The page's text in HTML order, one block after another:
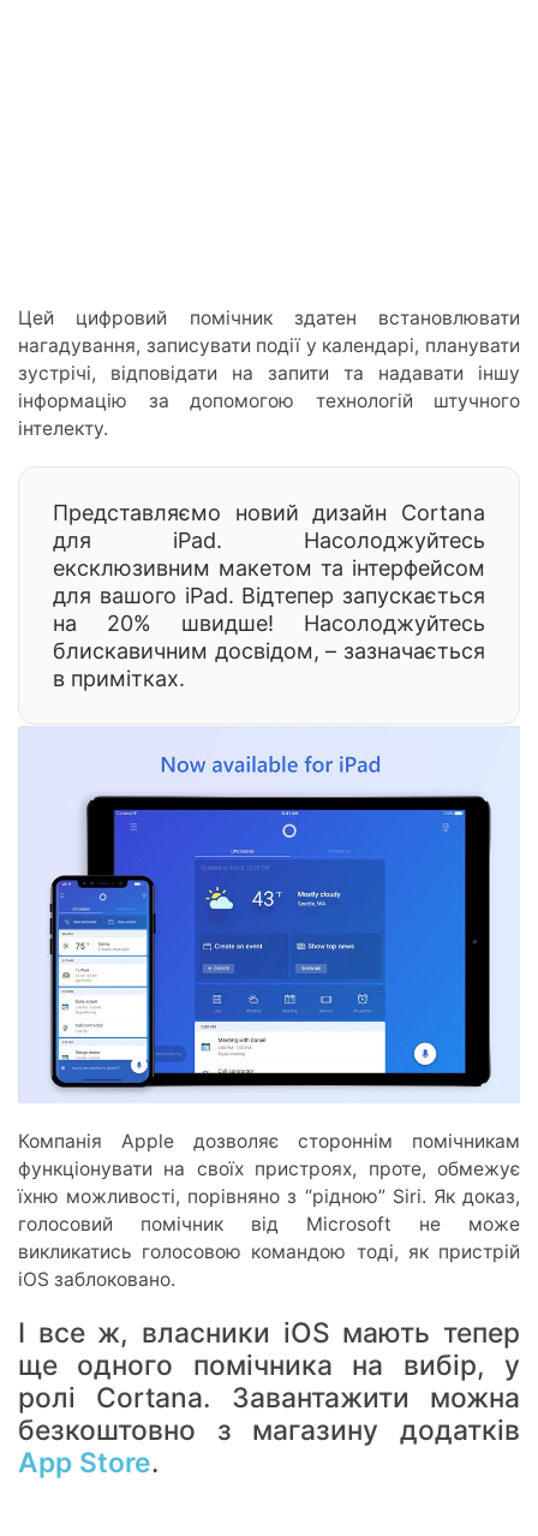
Цей цифровий помічник здатен встановлювати
нагадування, записувати події у календарі, планувати
зустрічі, відповідати на запити та надавати іншу
інформацію за допомогою технологій штучного
інтелекту.
Представляємо новий дизайн Cortana
для iPad. Насолоджуйтесь
ексклюзивним макетом та інтерфейсом
для вашого iPad. Відтепер запускається
на 20% швидше! Насолоджуйтесь
блискавичним досвідом, – зазначається
в примітках.
Компанія Apple дозволяє стороннім помічникам
функціонувати на своїх пристроях, проте, обмежує
їхню можливості, порівняно з “рідною” Siri. Як доказ,
голосовий помічник від Microsoft не може
викликатись голосовою командою тоді, як пристрій
iOS заблоковано.
І все ж, власники iOS мають тепер
ще одного помічника на вибір, у
ролі Cortana. Завантажити можна
безкоштовно з магазину додатків
App Store.